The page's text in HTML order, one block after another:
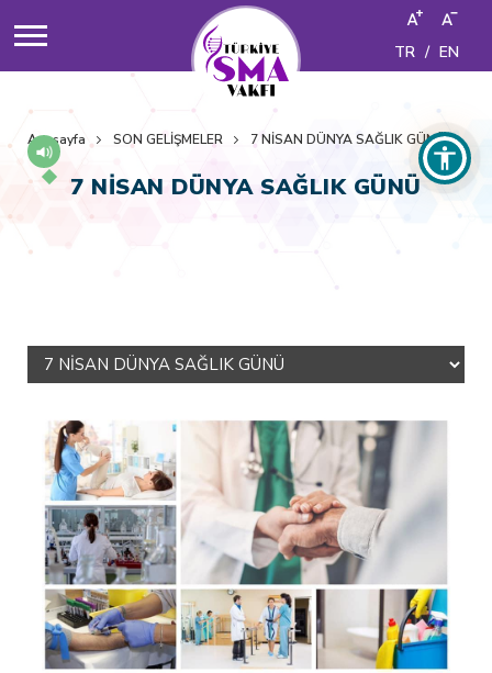
TR / EN
Anasayfa SON GELİŞMELER 7 NİSAN DÜNYA SAĞLIK GÜNÜ
7 NİSAN DÜNYA SAĞLIK GÜNÜ